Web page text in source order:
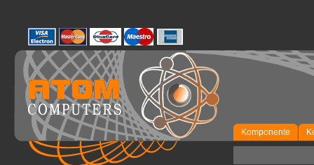
Komponente